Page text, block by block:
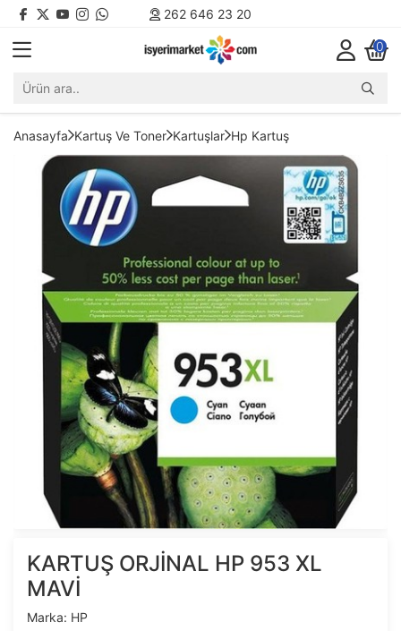
262 646 23 20
0
Anasayfa Kartuş Ve Toner Kartuşlar Hp Kartuş
KARTUŞ ORJİNAL HP 953 XL
MAVİ
Marka: HP